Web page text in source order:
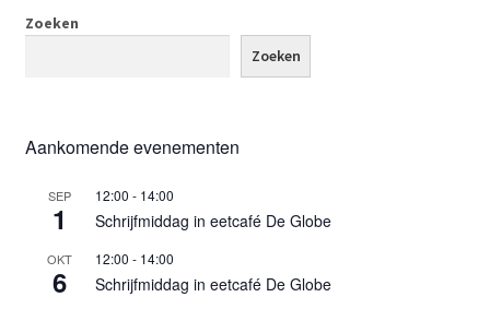
Zoeken
Zoeken
Aankomende evenementen
SEP
1
12:00 - 14:00
Schrijfmiddag in eetcafé De Globe
OKT
6
12:00 - 14:00
Schrijfmiddag in eetcafé De Globe